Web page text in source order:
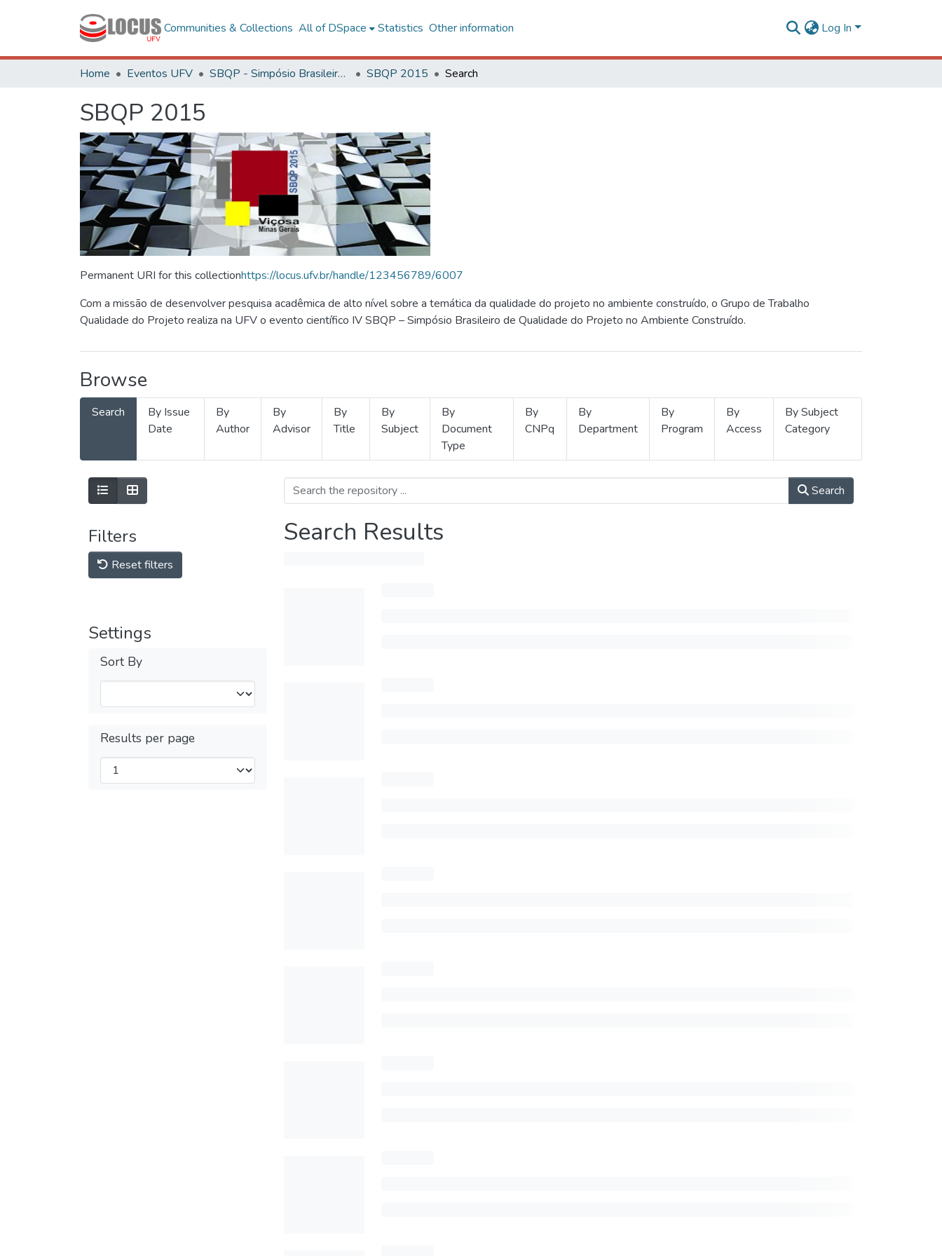
Communities & Collections All of DSpace Statistics Other information Log In
Home Eventos UFV SBQP - Simpósio Brasileiro de Qualidade do Projeto no Ambiente Construído SBQP 2015 Search
SBQP 2015
Permanent URI for this collectionhttps://locus.ufv.br/handle/123456789/6007
Com a missão de desenvolver pesquisa acadêmica de alto nível sobre a temática da qualidade do projeto no ambiente construído, o Grupo de Trabalho
Qualidade do Projeto realiza na UFV o evento científico IV SBQP – Simpósio Brasileiro de Qualidade do Projeto no Ambiente Construído.
Browse
Search
By Issue
Date
By
Author
By
Advisor
By
Title
By
Subject
By
Document
Type
By
CNPq
By
Department
By
Program
By
Access
By Subject
Category
Filters
Reset filters
Settings
Sort By
Results per page
Search
Search Results